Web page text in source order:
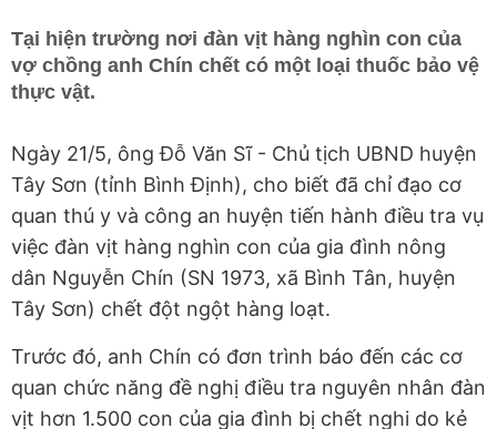
Tại hiện trường nơi đàn vịt hàng nghìn con của
vợ chồng anh Chín chết có một loại thuốc bảo vệ
thực vật.
Ngày 21/5, ông Đỗ Văn Sĩ - Chủ tịch UBND huyện
Tây Sơn (tỉnh Bình Định), cho biết đã chỉ đạo cơ
quan thú y và công an huyện tiến hành điều tra vụ
việc đàn vịt hàng nghìn con của gia đình nông
dân Nguyễn Chín (SN 1973, xã Bình Tân, huyện
Tây Sơn) chết đột ngột hàng loạt.
Trước đó, anh Chín có đơn trình báo đến các cơ
quan chức năng đề nghị điều tra nguyên nhân đàn
vịt hơn 1.500 con của gia đình bị chết nghi do kẻ